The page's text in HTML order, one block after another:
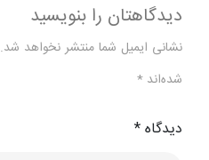
دیدگاهتان را بنویسید
نشانی ایمیل شما منتشر نخواهد شد.
شده‌اند *
دیدگاه*